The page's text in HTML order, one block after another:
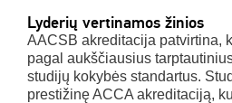
Lyderių vertinamos žinios
AACSB akreditacija patvirtina,
pagal aukščiausius
studijų kokybės standartus.
prestižinę ACCA akreditaciją,